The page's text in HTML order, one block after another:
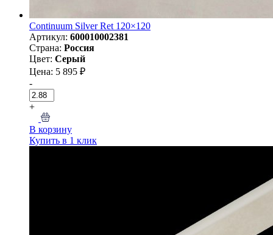
Continuum Silver Ret 120×120
Артикул: 600010002381
Страна: Россия
Цвет: Серый
Цена: 5 895 ₽
-
+
В корзину
Купить в 1 клик